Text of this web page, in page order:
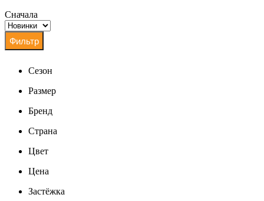
Сначала
Сезон
Размер
Бренд
Страна
Цвет
Цена
Застёжка